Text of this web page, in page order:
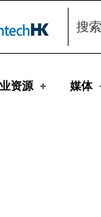
资源 媒体
搜索：